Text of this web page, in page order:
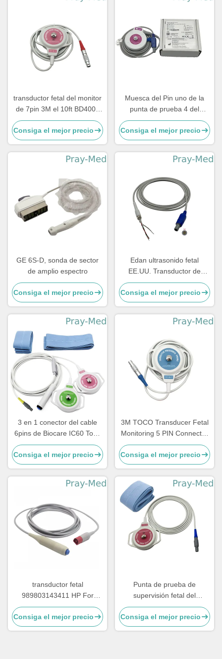
transductor fetal del monitor
de 7pin 3M el 10ft BD4000
US1 con la punta de prueba
de los E.E.U.U. FHR
Consiga el mejor precio
Muesca del Pin uno de la
punta de prueba 4 del
transductor del ultrasonido
de la cadencia II Anke
ASF030 de Edan
Consiga el mejor precio
GE 6S-D, sonda de sector
de amplio espectro
Consiga el mejor precio
Edan ultrasonido fetal
EE.UU. Transductor de
reparación de cable 4pin 40
grados
Consiga el mejor precio
3 en 1 conector del cable
6pins de Biocare IC60 Toco
Ultrasound Transducer 3M
Consiga el mejor precio
3M TOCO Transducer Fetal
Monitoring 5 PIN Connector
For BD4000XS
Consiga el mejor precio
transductor fetal
989803143411 HP For
Avalon FM del monitor del
conector 8pin
Consiga el mejor precio
Punta de prueba de
supervisión fetal del
transductor de Edan F2
Ulstrasound con garantía de
1 año
Consiga el mejor precio